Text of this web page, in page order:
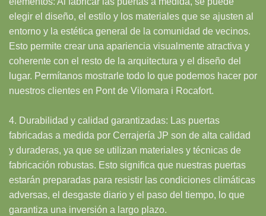
elegir el diseño, el estilo y los materiales que se ajusten al
entorno y la estética general de la comunidad de vecinos.
Esto permite crear una apariencia visualmente atractiva y
coherente con el resto de la arquitectura y el diseño del
lugar. Permítanos mostrarle todo lo que podemos hacer por
nuestros clientes en Pont de Vilomara i Rocafort.
4. Durabilidad y calidad garantizadas: Las puertas
fabricadas a medida por Cerrajería JP son de alta calidad
y duraderas, ya que se utilizan materiales y técnicas de
fabricación robustas. Esto significa que nuestras puertas
estarán preparadas para resistir las condiciones climáticas
adversas, el desgaste diario y el paso del tiempo, lo que
garantiza una inversión a largo plazo.